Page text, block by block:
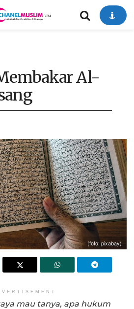
Al-
(foto: pixabay)
mau tanya, apa hukum